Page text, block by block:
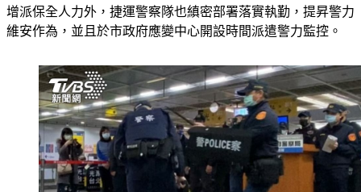
增派保全人力外，捷運警察隊也縝密部署落實執勤，提昇警力
維安作為，並且於市政府應變中心開設時間派遣警力監控。